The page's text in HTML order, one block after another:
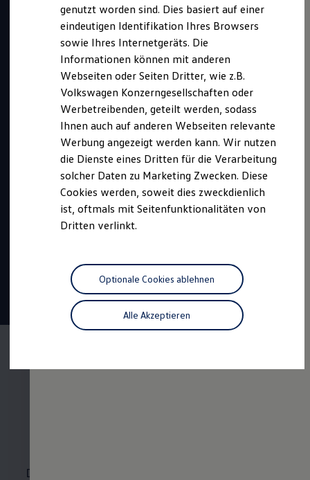
Kurz notiert
Dieses duale Studium bieten wir an in:
Wolfsburg
Kassel
Abschluss: Bachelor (+ in Wolfsburg: IHK-Abschluss)
Benötigte Abiturnote:mind. 2,7
Bewerbungszeitraum:
01.08.2026 bis 30.04.2027
Beginn:August 2027
1401,50 €Vergütung
22 Tage Urlaub
Tariflich geregelteÜbernahme
Der duale
Das Studium der Fachrichtung
genutzt worden sind. Dies basiert auf einer
eindeutigen Identifikation Ihres Browsers
sowie Ihres Internetgeräts. Die
Informationen können mit anderen
Webseiten oder Seiten Dritter, wie z.B.
Volkswagen Konzerngesellschaften oder
Werbetreibenden, geteilt werden, sodass
Ihnen auch auf anderen Webseiten relevante
Werbung angezeigt werden kann. Wir nutzen
die Dienste eines Dritten für die Verarbeitung
solcher Daten zu Marketing Zwecken. Diese
Cookies werden, soweit dies zweckdienlich
ist, oftmals mit Seitenfunktionalitäten von
Dritten verlinkt.
Alle Akzeptieren
Optionale Cookies ablehnen